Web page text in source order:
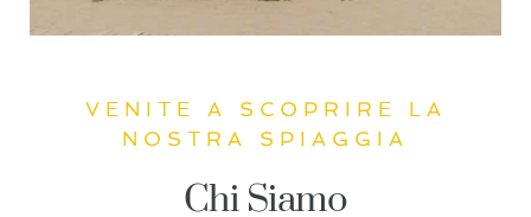
VENITE A SCOPRIRE LA
NOSTRA SPIAGGIA
Chi Siamo